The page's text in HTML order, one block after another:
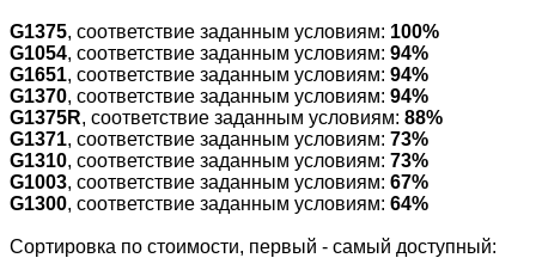
G1375, соответствие заданным условиям: 100%
G1054, соответствие заданным условиям: 94%
G1651, соответствие заданным условиям: 94%
G1370, соответствие заданным условиям: 94%
G1375R, соответствие заданным условиям: 88%
G1371, соответствие заданным условиям: 73%
G1310, соответствие заданным условиям: 73%
G1003, соответствие заданным условиям: 67%
G1300, соответствие заданным условиям: 64%
Cортировка по стоимости, первый - самый доступный: